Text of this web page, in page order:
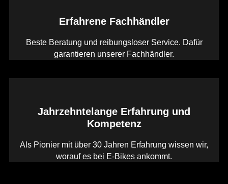
Erfahrene Fachhändler
Beste Beratung und reibungsloser Service. Dafür
garantieren unserer Fachhändler.
Jahrzehntelange Erfahrung und
Kompetenz
Als Pionier mit über 30 Jahren Erfahrung wissen wir,
worauf es bei E-Bikes ankommt.